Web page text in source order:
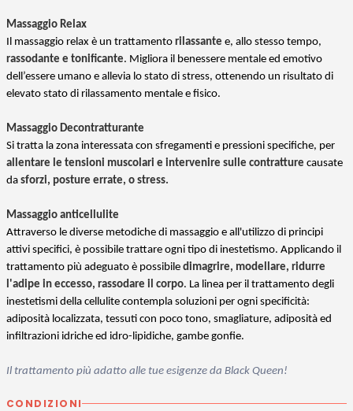
Massaggio Relax
Il massaggio relax è un trattamento rilassante e, allo stesso tempo,
rassodante e tonificante. Migliora il benessere mentale ed emotivo
dell’essere umano e allevia lo stato di stress, ottenendo un risultato di
elevato stato di rilassamento mentale e fisico.
Massaggio Decontratturante
Si tratta la zona interessata con sfregamenti e pressioni specifiche, per
allentare le tensioni muscolari e intervenire sulle contratture causate
da sforzi, posture errate, o stress.
Massaggio anticellulite
Attraverso le diverse metodiche di massaggio e all'utilizzo di principi
attivi specifici, è possibile trattare ogni tipo di inestetismo. Applicando il
trattamento più adeguato è possibile dimagrire, modellare, ridurre
l'adipe in eccesso, rassodare il corpo. La linea per il trattamento degli
inestetismi della cellulite contempla soluzioni per ogni specificità:
adiposità localizzata, tessuti con poco tono, smagliature, adiposità ed
infiltrazioni idriche ed idro-lipidiche, gambe gonfie.
Il trattamento più adatto alle tue esigenze da Black Queen!
CONDIZIONI